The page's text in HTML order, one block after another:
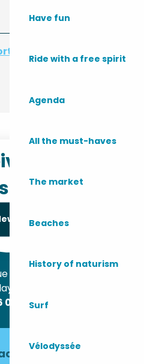
Have fun
Ride with a free spirit
Agenda
All the must-haves
The market
Beaches
History of naturism
Surf
Vélodyssée
mistake
the
de l’Océan
Montalivet
09 30 12
pro